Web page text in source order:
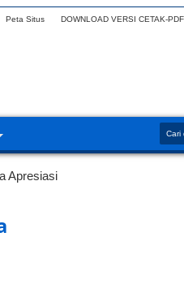
Peta Situs DOWNLOAD VERSI CETAK-PDF
Apresiasi